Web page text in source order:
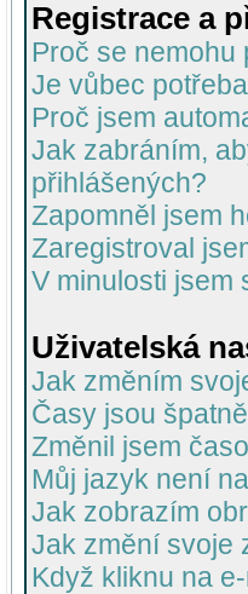
Registrace a
Proč se nemohu
Je vůbec
Proč jsem
Jak zabráním,
přihlášených?
Zapomněl jsem
Zaregistroval
V minulosti jsem
Uživatelská
Jak změním
Časy jsou
Změnil jsem
Můj jazyk není
Jak zobrazím
Jak změní svoje
Když kliknu na